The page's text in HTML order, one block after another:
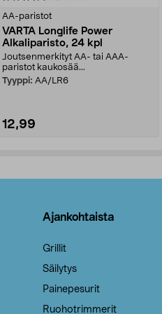
AA-paristot
VARTA Longlife Power
Alkaliparisto, 24 kpl
Joutsenmerkityt AA- tai AAA-
paristot kaukosää...
Tyyppi: AA/LR6
12,99
Ajankohtaista
Grillit
Säilytys
Painepesurit
Ruohotrimmerit